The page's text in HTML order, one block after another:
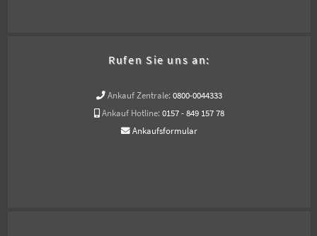
Rufen Sie uns an:
Ankauf Zentrale: 0800-0044333
Ankauf Hotline: 0157 - 849 157 78
Ankaufsformular